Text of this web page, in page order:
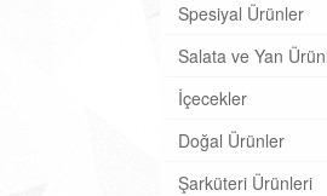
Spesiyal Ürünler
Salata ve Yan
İçecekler
Doğal Ürünler
Şarküteri Ürünleri